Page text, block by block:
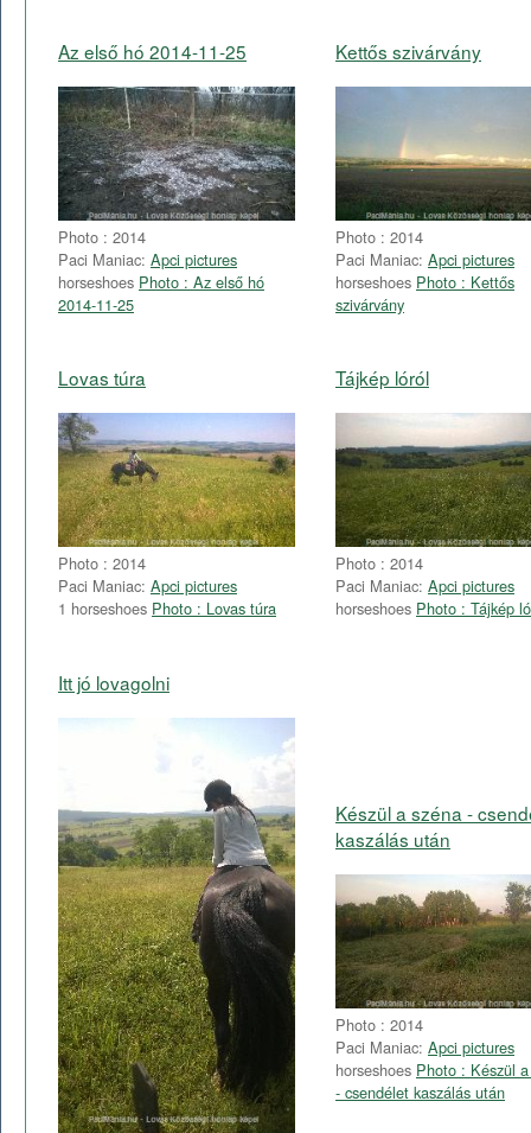
Az első hó 2014-11-25
Photo : 2014
Paci Maniac: Apci pictures
horseshoes Photo : Az első hó
2014-11-25
Kettős szivárvány
Photo : 2014
Paci Maniac: Apci pictures
horseshoes Photo : Kettős
szivárvány
Lovas túra
Photo : 2014
Paci Maniac: Apci pictures
1 horseshoes Photo : Lovas túra
Tájkép lóról
Photo : 2014
Paci Maniac: Apci pictures
horseshoes Photo : Tájkép
Itt jó lovagolni
Készül a széna -
kaszálás után
Photo : 2014
Paci Maniac: Apci pictures
horseshoes Photo : Készül
- csendélet kaszálás után